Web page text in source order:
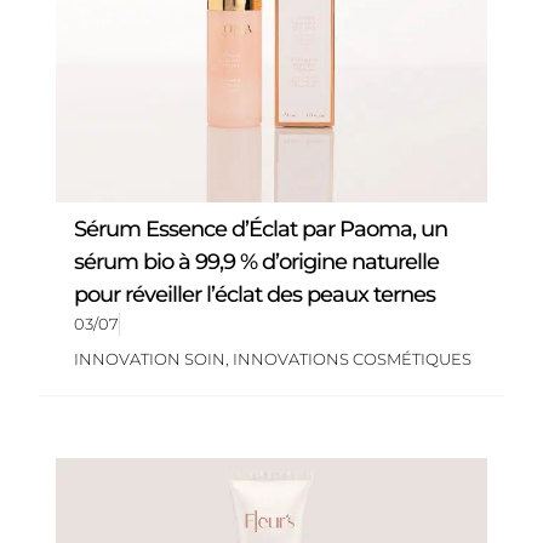
Sérum Essence d’Éclat par Paoma, un
sérum bio à 99,9 % d’origine naturelle
pour réveiller l’éclat des peaux ternes
03/07
INNOVATION SOIN INNOVATIONS COSMÉTIQUES